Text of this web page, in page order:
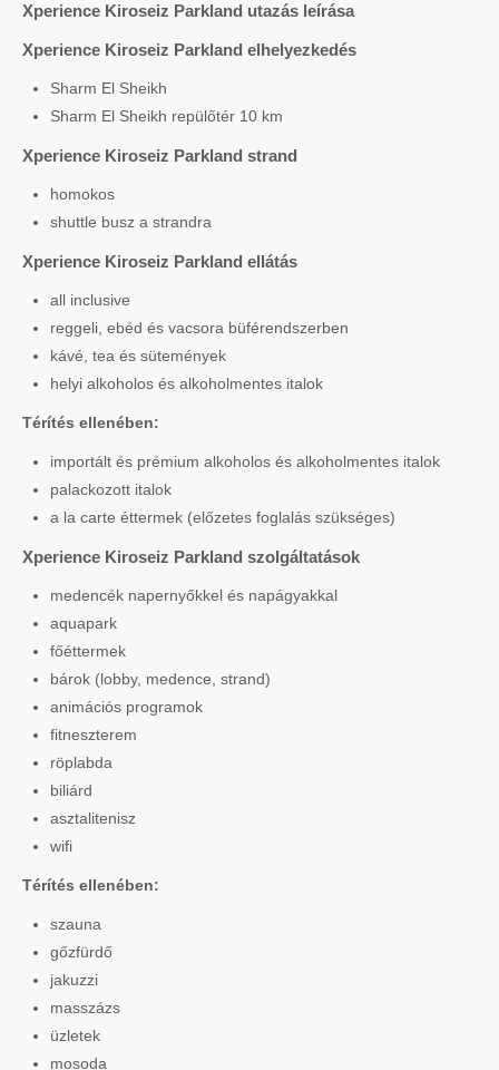
Xperience Kiroseiz Parkland utazás leírása
Xperience Kiroseiz Parkland elhelyezkedés
Sharm El Sheikh
Sharm El Sheikh repülőtér 10 km
Xperience Kiroseiz Parkland strand
homokos
shuttle busz a strandra
Xperience Kiroseiz Parkland ellátás
all inclusive
reggeli, ebéd és vacsora büférendszerben
kávé, tea és sütemények
helyi alkoholos és alkoholmentes italok
Térítés ellenében:
importált és prémium alkoholos és alkoholmentes italok
palackozott italok
a la carte éttermek (előzetes foglalás szükséges)
Xperience Kiroseiz Parkland szolgáltatások
medencék napernyőkkel és napágyakkal
aquapark
főéttermek
bárok (lobby, medence, strand)
animációs programok
fitneszterem
röplabda
biliárd
asztalitenisz
wifi
Térítés ellenében:
szauna
gőzfürdő
jakuzzi
masszázs
üzletek
mosoda